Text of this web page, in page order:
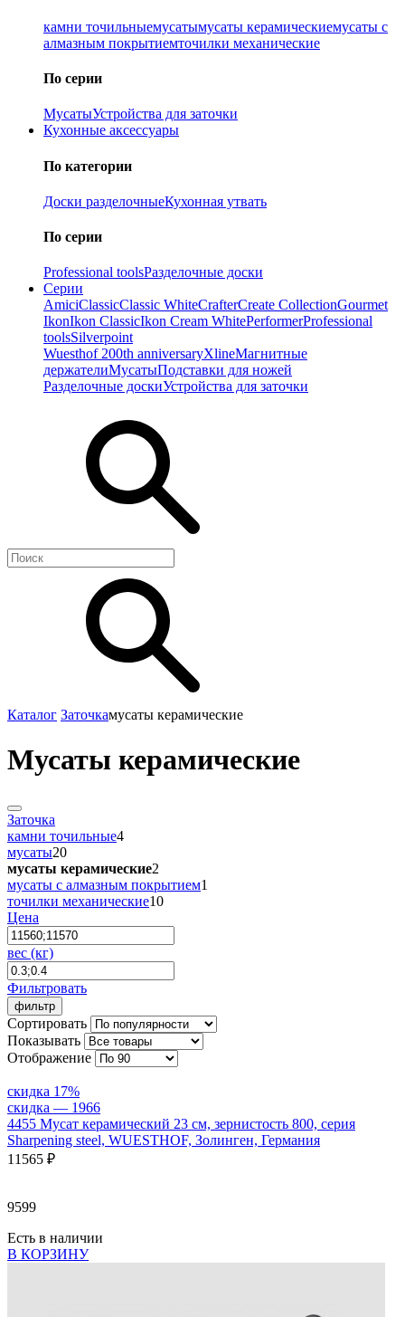
камни точильныемусатымусаты керамическиемусаты с
алмазным покрытиемточилки механические
По серии
МусатыУстройства для заточки
Кухонные аксессуары
По категории
Доски разделочныеКухонная утвать
По серии
Professional toolsРазделочные доски
Серии
AmiciClassicClassic WhiteCrafterCreate CollectionGourmet
IkonIkon ClassiсIkon Cream WhitePerformerProfessional
toolsSilverpoint
Wuesthof 200th anniversaryXlineМагнитные
держателиМусатыПодставки для ножей
Разделочные доскиУстройства для заточки
Каталог Заточкамусаты керамические
Мусаты керамические
Заточка
камни точильные4
мусаты20
мусаты керамические2
мусаты с алмазным покрытием1
точилки механические10
Цена
вес (кг)
Фильтровать
фильтр
Сортировать
Показывать
Отображение
скидка 17%
скидка — 1966
4455 Мусат керамический 23 см, зернистость 800, серия
Sharpening steel, WUESTHOF, Золинген, Германия
11 565 ₽
9599
Есть в наличии
В КОРЗИНУ